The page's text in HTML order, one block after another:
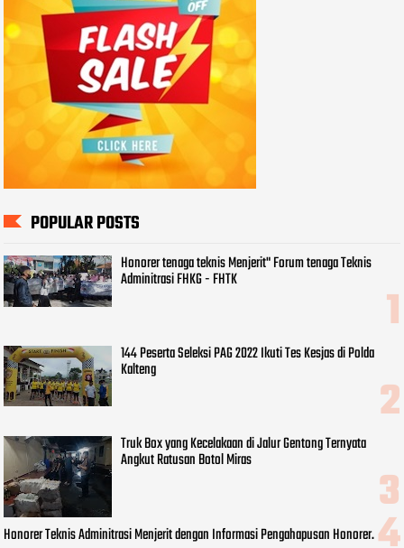
POPULAR POSTS
Honorer tenaga teknis Menjerit" Forum tenaga Teknis
Adminitrasi FHKG - FHTK
144 Peserta Seleksi PAG 2022 Ikuti Tes Kesjas di Polda
Kalteng
Truk Box yang Kecelakaan di Jalur Gentong Ternyata
Angkut Ratusan Botol Miras
Honorer Teknis Adminitrasi Menjerit dengan Informasi Pengahapusan Honorer.